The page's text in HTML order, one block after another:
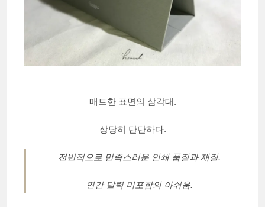
매트한 표면의 삼각대.
상당히 단단하다.
전반적으로 만족스러운 인쇄 품질과 재질.
연간 달력 미포함의 아쉬움.